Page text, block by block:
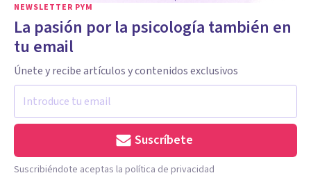
NEWSLETTER PYM
La pasión por la psicología también en
tu email
Únete y recibe artículos y contenidos exclusivos
Suscríbete
Suscribiéndote aceptas la política de privacidad